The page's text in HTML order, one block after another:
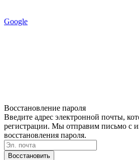
Google
Восстановление пароля
Введите адрес электронной почты,
регистрации. Мы отправим письмо с
восстановления пароля.
Восстановить